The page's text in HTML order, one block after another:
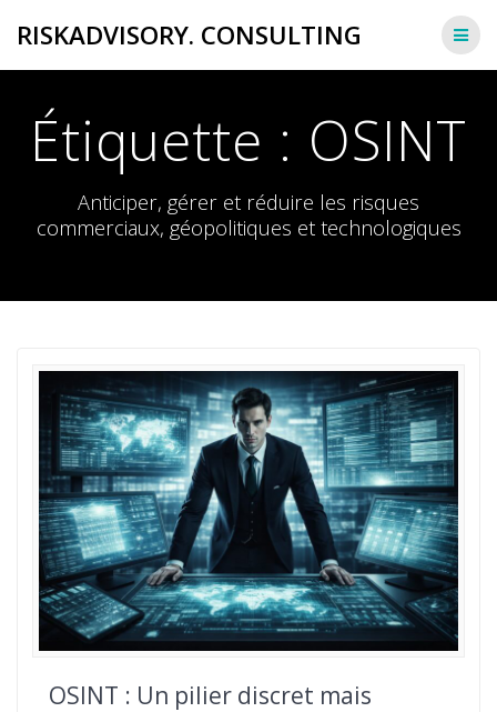
au
RISKADVISORY. CONSULTING
Étiquette : OSINT
Anticiper, gérer et réduire les risques
commerciaux, géopolitiques et technologiques
OSINT : Un pilier discret mais